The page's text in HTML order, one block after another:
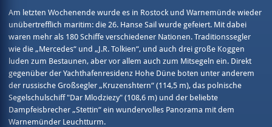
Am letzten Wochenende wurde es in Rostock und Warnemünde wieder
unübertrefflich maritim: die 26. Hanse Sail wurde gefeiert. Mit dabei
waren mehr als 180 Schiffe verschiedener Nationen. Traditionssegler
wie die „Mercedes“ und „J.R. Tolkien“, und auch drei große Koggen
luden zum Bestaunen, aber vor allem auch zum Mitsegeln ein. Direkt
gegenüber der Yachthafenresidenz Hohe Düne boten unter anderem
der russische Großsegler „Kruzenshtern“ (114,5 m), das polnische
Segelschulschiff "Dar Mlodziezy" (108,6 m) und der beliebte
Dampfeisbrecher „Stettin“ ein wundervolles Panorama mit dem
Warnemünder Leuchtturm.